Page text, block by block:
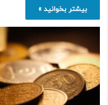
بیشتر بخوانید »